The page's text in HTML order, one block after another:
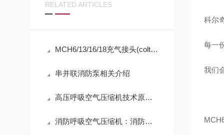
RELATED ARTICLES
MCH6/13/16/18充气接头(coltrisub压缩机)安装技巧
串并联消防泵相关介绍
高压呼吸空气压缩机技术原理：从气体定律到精密压缩的跨越
消防呼吸空气压缩机：消防设备的守护之道（济宁科尔奇原创作品，侵权必究）
科尔
每一
我们